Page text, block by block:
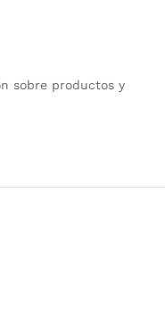
sobre productos y